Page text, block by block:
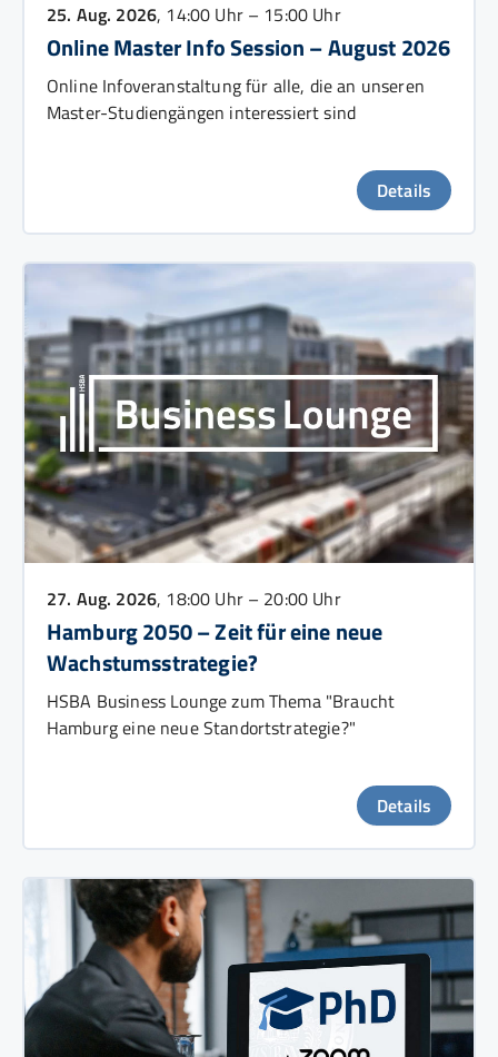
25. Aug. 2026, 14:00 Uhr – 15:00 Uhr
Online Master Info Session – August 2026
Online Infoveranstaltung für alle, die an unseren
Master-Studiengängen interessiert sind
Details
27. Aug. 2026, 18:00 Uhr – 20:00 Uhr
Hamburg 2050 – Zeit für eine neue
Wachstumsstrategie?
HSBA Business Lounge zum Thema "Braucht
Hamburg eine neue Standortstrategie?"
Details